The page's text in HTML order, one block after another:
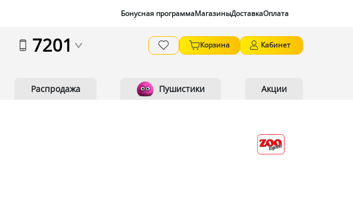
Бонусная программаМагазиныДоставкаОплата
7201 Корзина Кабинет
Распродажа Пушистики Акции